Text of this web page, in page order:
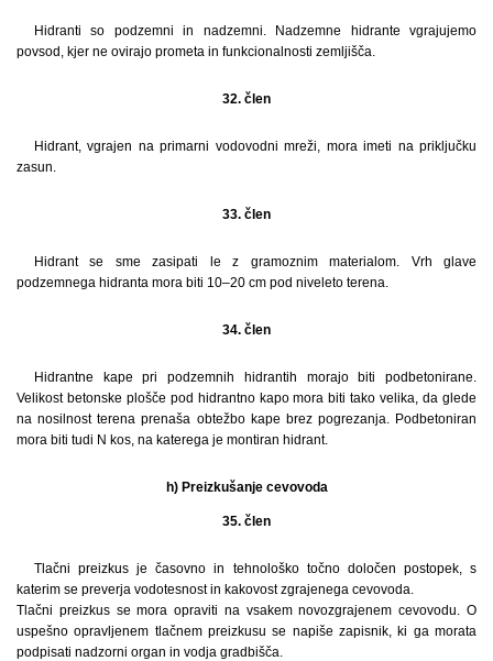
Hidranti so podzemni in nadzemni. Nadzemne hidrante vgrajujemo
povsod, kjer ne ovirajo prometa in funkcionalnosti zemljišča.
32. člen
Hidrant, vgrajen na primarni vodovodni mreži, mora imeti na priključku
zasun.
33. člen
Hidrant se sme zasipati le z gramoznim materialom. Vrh glave
podzemnega hidranta mora biti 10–20 cm pod niveleto terena.
34. člen
Hidrantne kape pri podzemnih hidrantih morajo biti podbetonirane.
Velikost betonske plošče pod hidrantno kapo mora biti tako velika, da glede
na nosilnost terena prenaša obtežbo kape brez pogrezanja. Podbetoniran
mora biti tudi N kos, na katerega je montiran hidrant.
h) Preizkušanje cevovoda
35. člen
Tlačni preizkus je časovno in tehnološko točno določen postopek, s
katerim se preverja vodotesnost in kakovost zgrajenega cevovoda.
Tlačni preizkus se mora opraviti na vsakem novozgrajenem cevovodu. O
uspešno opravljenem tlačnem preizkusu se napiše zapisnik, ki ga morata
podpisati nadzorni organ in vodja gradbišča.